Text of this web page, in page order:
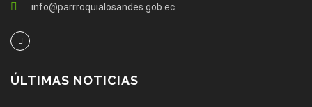
info@parrroquialosandes.gob.ec
ÚLTIMAS NOTICIAS